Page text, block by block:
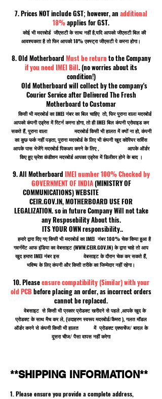
7. Prices NOT include GST; however, an additional
18%applies for GST.
कोई भी मदरबोर्ड जीएसटी के साथ नहीं है,यदि आपको जीएसटी बिल की
आवश्यकता है तो फिर आपको 18% एक्स्ट्रा जीएसटी पे करना होगा।
8. Old Motherboard Must be return to the Company
if you need IMEI Bill. (no worries about its
condition!)
Old Motherboard will collect by the company's
Courier Service after Delivered The Fresh
Motherboard to Customar
किसी भी मदरबोर्ड का IMEI नंबर का बिल चाहिए तो, फिर पुराना वाला मदरबोर्ड
आपको कंपनी एड्रेस में रिटर्न करना होगा, तो ही IMEI बिल कंपनी प्रोवाइड कर
सकते हैं, पुराना वाला मदरबोर्ड किसी भी हालत में क्यों ना हो, कंपनी
का कुछ फर्क नहीं पड़ता, पुराना मदरबोर्ड के लिए भी कंपनी खुद कोरियर सर्विस
आपके पास भेजेंगे मदरबोर्ड पिकअप करने के लिए , आपके ऑर्डर
किए हुए फ्रेश कंडीशन मदरबोर्ड आपका एड्रेस में डिलीवर होने के बाद ।
9. All Motherboard IMEI number 100% Checked by
GOVERNMENT OF INDIA(MINISTRY OF
COMMUNICATIONS) WEBSITE
CEIR.GOV.IN, MOTHERBOARD USE FOR
LEGALIZATION. so in future Company Will not take
any Resposebility About this.
ITS YOUR OWN responsibility..
हमारे द्वारा दिए गए किसी भी मदरबोर्ड का IMEI नंबर 100% चेक किया हुआ है
गवर्नमेंट आफ इंडिया का वेबसाइट (WWW.CEIR.GOV.IN) के द्वारा चाहे तो आप
खुद हमारा IMEI नंबर इस वेबसाइट के दौरान चेक कर सकते हैं,
भविष्य के लिए कंपनी और किसी तरीके का जिम्मेदार नहीं रहेगा।
10. Pleaseensure compatibility (Similar) with your
old PCBbefore placing an order, as incorrect orders
cannot be replaced.
वेबसाइट से किसी भी प्रकार प्रोडक्ट खरीदने से पहले ,आपके खुद के
प्रोडक्ट के साथ मैच कर ले, (उदाहरण स्वरूप मदरबोर्ड/कैमरा ), गलत मॉडल
ऑर्डर करने से कंपनी किसी भी हालत में प्रोडक्ट एक्सचेंज/ बादल के
दूसरा चीज/ पैसा वापस नहीं करेगा
**SHIPPING INFORMATION**
1. Please ensure you provide a complete address,